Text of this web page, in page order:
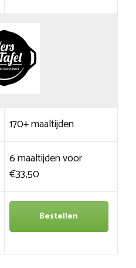
170+ maaltijden
6 maaltijden voor
€33,50
Bestellen